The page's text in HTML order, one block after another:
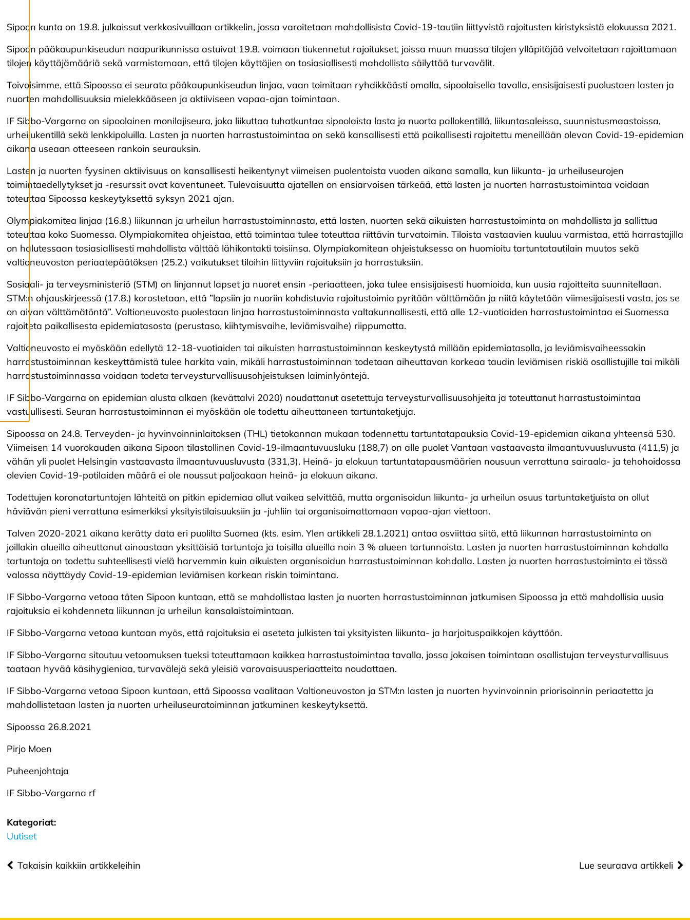
a
K
i
l
ä
a
i
k
k
H
y
ä
k
s
y
k
a
k
k
i
e
v
ä
t
e
e
t
Sipoon kunta on 19.8. julkaissut verkkosivuillaan artikkelin, jossa varoitetaan mahdollisista Covid-19-tautiin liittyvistä rajoitusten kiristyksistä elokuussa 2021.
Sipoon pääkaupunkiseudun naapurikunnissa astuivat 19.8. voimaan tiukennetut rajoitukset, joissa muun muassa tilojen ylläpitäjää velvoitetaan rajoittamaan
tilojen käyttäjämääriä sekä varmistamaan, että tilojen käyttäjien on tosiasiallisesti mahdollista säilyttää turvavälit.
Toivoisimme, että Sipoossa ei seurata pääkaupunkiseudun linjaa, vaan toimitaan ryhdikkäästi omalla, sipoolaisella tavalla, ensisijaisesti puolustaen lasten ja
nuorten mahdollisuuksia mielekkääseen ja aktiiviseen vapaa-ajan toimintaan.
IF Sibbo-Vargarna on sipoolainen monilajiseura, joka liikuttaa tuhatkuntaa sipoolaista lasta ja nuorta pallokentillä, liikuntasaleissa, suunnistusmaastoissa,
urheilukentillä sekä lenkkipoluilla. Lasten ja nuorten harrastustoimintaa on sekä kansallisesti että paikallisesti rajoitettu meneillään olevan Covid-19-epidemian
aikana useaan otteeseen rankoin seurauksin.
Lasten ja nuorten fyysinen aktiivisuus on kansallisesti heikentynyt viimeisen puolentoista vuoden aikana samalla, kun liikunta- ja urheiluseurojen
toimintaedellytykset ja -resurssit ovat kaventuneet. Tulevaisuutta ajatellen on ensiarvoisen tärkeää, että lasten ja nuorten harrastustoimintaa voidaan
toteuttaa Sipoossa keskeytyksettä syksyn 2021 ajan.
Olympiakomitea linjaa (16.8.) liikunnan ja urheilun harrastustoiminnasta, että lasten, nuorten sekä aikuisten harrastustoiminta on mahdollista ja sallittua
toteuttaa koko Suomessa. Olympiakomitea ohjeistaa, että toimintaa tulee toteuttaa riittävin turvatoimin. Tiloista vastaavien kuuluu varmistaa, että harrastajilla
on halutessaan tosiasiallisesti mahdollista välttää lähikontakti toisiinsa. Olympiakomitean ohjeistuksessa on huomioitu tartuntatautilain muutos sekä
valtioneuvoston periaatepäätöksen (25.2.) vaikutukset tiloihin liittyviin rajoituksiin ja harrastuksiin.
Sosiaali- ja terveysministeriö (STM) on linjannut lapset ja nuoret ensin -periaatteen, joka tulee ensisijaisesti huomioida, kun uusia rajoitteita suunnitellaan.
STM:n ohjauskirjeessä (17.8.) korostetaan, että ”lapsiin ja nuoriin kohdistuvia rajoitustoimia pyritään välttämään ja niitä käytetään viimesijaisesti vasta, jos se
on aivan välttämätöntä”. Valtioneuvosto puolestaan linjaa harrastustoiminnasta valtakunnallisesti, että alle 12-vuotiaiden harrastustoimintaa ei Suomessa
rajoiteta paikallisesta epidemiatasosta (perustaso, kiihtymisvaihe, leviämisvaihe) riippumatta.
Valtioneuvosto ei myöskään edellytä 12-18-vuotiaiden tai aikuisten harrastustoiminnan keskeytystä millään epidemiatasolla, ja leviämisvaiheessakin
harrastustoiminnan keskeyttämistä tulee harkita vain, mikäli harrastustoiminnan todetaan aiheuttavan korkeaa taudin leviämisen riskiä osallistujille tai mikäli
harrastustoiminnassa voidaan todeta terveysturvallisuusohjeistuksen laiminlyöntejä.
IF Sibbo-Vargarna on epidemian alusta alkaen (kevättalvi 2020) noudattanut asetettuja terveysturvallisuusohjeita ja toteuttanut harrastustoimintaa
vastuullisesti. Seuran harrastustoiminnan ei myöskään ole todettu aiheuttaneen tartuntaketjuja.
Sipoossa on 24.8. Terveyden- ja hyvinvoinninlaitoksen (THL) tietokannan mukaan todennettu tartuntatapauksia Covid-19-epidemian aikana yhteensä 530.
Viimeisen 14 vuorokauden aikana Sipoon tilastollinen Covid-19-ilmaantuvuusluku (188,7) on alle puolet Vantaan vastaavasta ilmaantuvuusluvusta (411,5) ja
vähän yli puolet Helsingin vastaavasta ilmaantuvuusluvusta (331,3). Heinä- ja elokuun tartuntatapausmäärien nousuun verrattuna sairaala- ja tehohoidossa
olevien Covid-19-potilaiden määrä ei ole noussut paljoakaan heinä- ja elokuun aikana.
Todettujen koronatartuntojen lähteitä on pitkin epidemiaa ollut vaikea selvittää, mutta organisoidun liikunta- ja urheilun osuus tartuntaketjuista on ollut
häviävän pieni verrattuna esimerkiksi yksityistilaisuuksiin ja -juhliin tai organisoimattomaan vapaa-ajan viettoon.
Talven 2020-2021 aikana kerätty data eri puolilta Suomea (kts. esim. Ylen artikkeli 28.1.2021) antaa osviittaa siitä, että liikunnan harrastustoiminta on
joillakin alueilla aiheuttanut ainoastaan yksittäisiä tartuntoja ja toisilla alueilla noin 3 % alueen tartunnoista. Lasten ja nuorten harrastustoiminnan kohdalla
tartuntoja on todettu suhteellisesti vielä harvemmin kuin aikuisten organisoidun harrastustoiminnan kohdalla. Lasten ja nuorten harrastustoiminta ei tässä
valossa näyttäydy Covid-19-epidemian leviämisen korkean riskin toimintana.
IF Sibbo-Vargarna vetoaa täten Sipoon kuntaan, että se mahdollistaa lasten ja nuorten harrastustoiminnan jatkumisen Sipoossa ja että mahdollisia uusia
rajoituksia ei kohdenneta liikunnan ja urheilun kansalaistoimintaan.
IF Sibbo-Vargarna vetoaa kuntaan myös, että rajoituksia ei aseteta julkisten tai yksityisten liikunta- ja harjoituspaikkojen käyttöön.
IF Sibbo-Vargarna sitoutuu vetoomuksen tueksi toteuttamaan kaikkea harrastustoimintaa tavalla, jossa jokaisen toimintaan osallistujan terveysturvallisuus
taataan hyvää käsihygieniaa, turvavälejä sekä yleisiä varovaisuusperiaatteita noudattaen.
IF Sibbo-Vargarna vetoaa Sipoon kuntaan, että Sipoossa vaalitaan Valtioneuvoston ja STM:n lasten ja nuorten hyvinvoinnin priorisoinnin periaatetta ja
mahdollistetaan lasten ja nuorten urheiluseuratoiminnan jatkuminen keskeytyksettä.
Sipoossa 26.8.2021
Pirjo Moen
Puheenjohtaja
IF Sibbo-Vargarna rf
Kategoriat:
Uutiset
Takaisin kaikkiin artikkeleihin Lue seuraava artikkeli